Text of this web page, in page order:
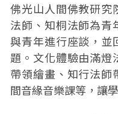
佛光山人間佛教研究
法師、知桐法師為青
與青年進行座談，並
題。文化體驗由滿燈
帶領繪畫、知行法師
間音緣音樂課等，讓